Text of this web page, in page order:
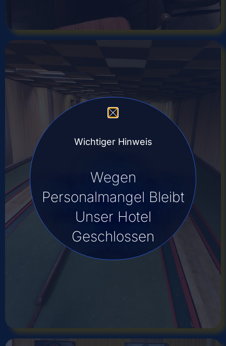
Wichtiger Hinweis
Wegen
Personalmangel Bleibt
Unser Hotel
Geschlossen